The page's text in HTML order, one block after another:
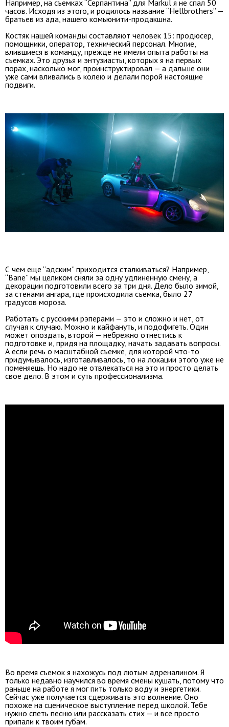
Например, на съемках “Серпантина” для Markul я не спал 50
часов. Исходя из этого, и родилось название “Нellbrothers” —
братьев из ада, нашего комьюнити-продакшна.
Костяк нашей команды составляют человек 15: продюсер,
помощники, оператор, технический персонал. Многие,
влившиеся в команду, прежде не имели опыта работы на
съемках. Это друзья и энтузиасты, которых я на первых
порах, насколько мог, проинструктировал — а дальше они
уже сами вливались в колею и делали порой настоящие
подвиги.
С чем еще “адским” приходится сталкиваться? Например,
“Вane” мы целиком сняли за одну удлиненную смену, а
декорации подготовили всего за три дня. Дело было зимой,
за стенами ангара, где происходила съемка, было 27
градусов мороза.
Работать с русскими рэперами — это и сложно и нет, от
случая к случаю. Можно и кайфануть, и подофигеть. Один
может опоздать, второй — небрежно отнестись к
подготовке и, придя на площадку, начать задавать вопросы.
А если речь о масштабной съемке, для которой что-то
придумывалось, изготавливалось, то на локации этого уже не
поменяешь. Но надо не отвлекаться на это и просто делать
свое дело. В этом и суть профессионализма.
Во время съемок я нахожусь под лютым адреналином. Я
только недавно научился во время смены кушать, потому что
раньше на работе я мог пить только воду и энергетики.
Сейчас уже получается сдерживать это волнение. Оно
похоже на сценическое выступление перед школой. Тебе
нужно спеть песню или рассказать стих — и все просто
припали к твоим губам.